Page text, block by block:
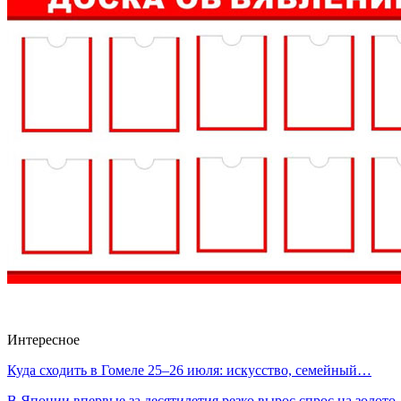
Интересное
Куда сходить в Гомеле 25–26 июля: искусство, семейный…